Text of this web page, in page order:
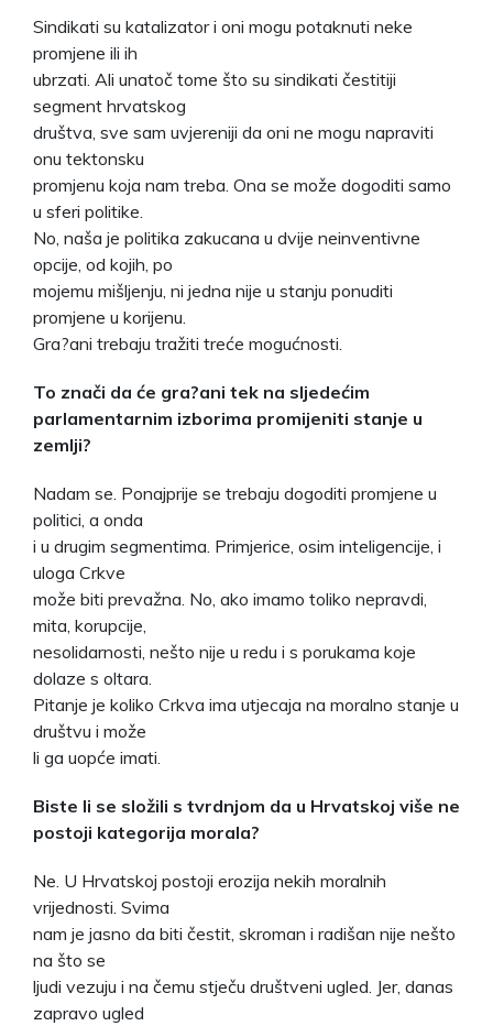
Sindikati su katalizator i oni mogu potaknuti neke
promjene ili ih
ubrzati. Ali unatoč tome što su sindikati čestitiji
segment hrvatskog
društva, sve sam uvjereniji da oni ne mogu napraviti
onu tektonsku
promjenu koja nam treba. Ona se može dogoditi samo
u sferi politike.
No, naša je politika zakucana u dvije neinventivne
opcije, od kojih, po
mojemu mišljenju, ni jedna nije u stanju ponuditi
promjene u korijenu.
Gra?ani trebaju tražiti treće mogućnosti.
To znači da će gra?ani tek na sljedećim
parlamentarnim izborima promijeniti stanje u
zemlji?
Nadam se. Ponajprije se trebaju dogoditi promjene u
politici, a onda
i u drugim segmentima. Primjerice, osim inteligencije, i
uloga Crkve
može biti prevažna. No, ako imamo toliko nepravdi,
mita, korupcije,
nesolidarnosti, nešto nije u redu i s porukama koje
dolaze s oltara.
Pitanje je koliko Crkva ima utjecaja na moralno stanje u
društvu i može
li ga uopće imati.
Biste li se složili s tvrdnjom da u Hrvatskoj više ne
postoji kategorija morala?
Ne. U Hrvatskoj postoji erozija nekih moralnih
vrijednosti. Svima
nam je jasno da biti čestit, skroman i radišan nije nešto
na što se
ljudi vezuju i na čemu stječu društveni ugled. Jer, danas
zapravo ugled